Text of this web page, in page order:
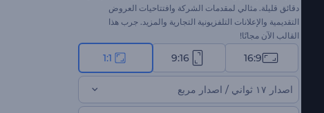
دقائق قليلة. مثالي لمقدمات الشركة وافتتاحيات العروض
التقديمية والإعلانات التلفزيونية التجارية والمزيد. جرب هذا
القالب الآن مجانًا!
16:9
9:16
1:1
اصدار ١٧ ثواني / اصدار مربع